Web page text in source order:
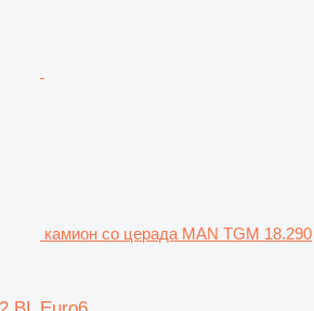
камион со церада MAN TGM 18.290